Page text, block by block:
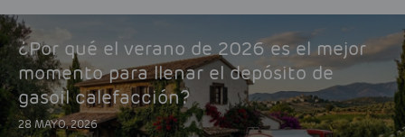
¿Por qué el verano de 2026 es el mejor
momento para llenar el depósito de
gasoil calefacción?
28 MAYO, 2026